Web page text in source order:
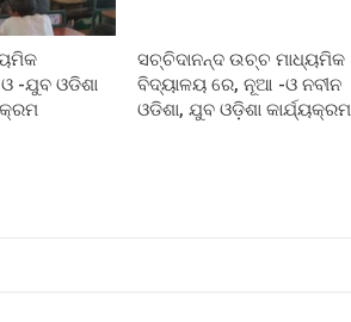
-ଯୁବ ଓଡିଶା
ସଚ୍ଚିଦାନନ୍ଦ ଉଚ୍ଚ ମାଧ୍ୟମିକ
ବିଦ୍ୟାଳୟ ରେ, ନୂଆ -ଓ ନବୀନ
ଓଡିଶା, ଯୁବ ଓଡ଼ିଶା କାର୍ଯ୍ୟକ୍ରମ